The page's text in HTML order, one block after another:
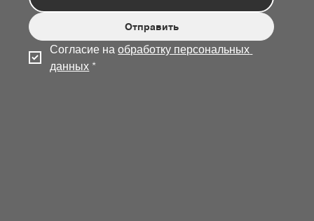
Отправить
Согласие на обработку персональных
данных *